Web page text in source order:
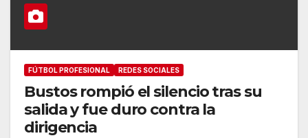
FÚTBOL PROFESIONAL REDES SOCIALES
Bustos rompió el silencio tras su
salida y fue duro contra la
dirigencia